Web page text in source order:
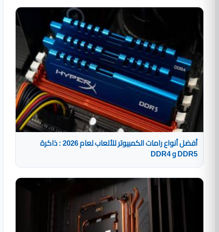
أفضل أنواع رامات الكمبيوتر للألعاب لعام 2026 : ذاكرة
DDR5 و DDR4